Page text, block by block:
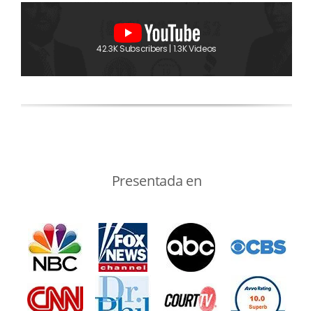
42.3K Subscribers | 1.3K Videos
Presentada en